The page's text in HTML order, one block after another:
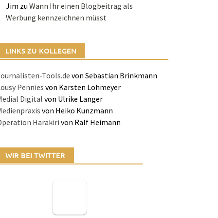
Jim zu Wann Ihr einen Blogbeitrag als
Werbung kennzeichnen müsst
LINKS ZU KOLLEGEN
Tools.devon Sebastian Brinkmann
Pennies von Karsten Lohmeyer
Digital von Ulrike Langer
von Heiko Kunzmann
Harakirivon Ralf Heimann
WIR BEI TWITTER